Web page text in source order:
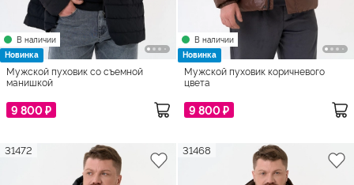
В наличии
Новинка
Мужской пуховик со съемной
манишкой
9 800 ₽
В наличии
Новинка
Мужской пуховик коричневого
цвета
9 800 ₽
31472 31468